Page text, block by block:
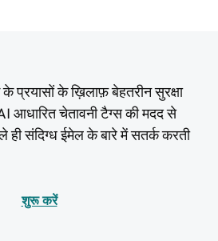
प्रयासों के ख़िलाफ़ बेहतरीन सुरक्षा
आधारित चेतावनी टैग्स की मदद से
संदिग्ध ईमेल के बारे में सतर्क करती
शुरू करें